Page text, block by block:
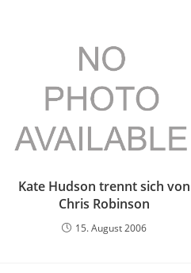
Kate Hudson trennt sich von
Chris Robinson
15. August 2006